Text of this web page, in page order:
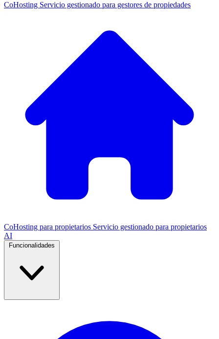
CoHosting Servicio gestionado para gestores de propiedades
CoHosting para propietarios Servicio gestionado para propietarios
AI